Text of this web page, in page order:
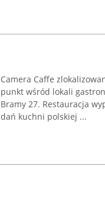
Camera Caffe
punkt wśród lokali
Bramy 27. Restauracja
dań kuchni polskiej ...